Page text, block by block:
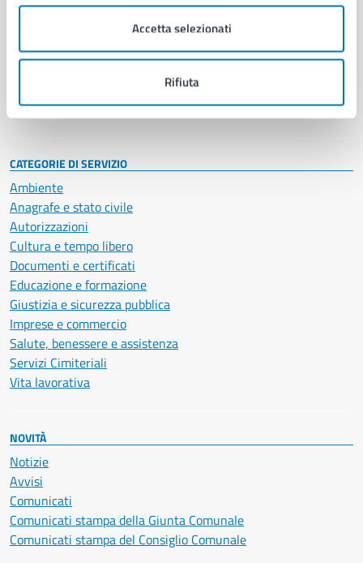
Accetta selezionati
Rifiuta
Uffici
Politici
Intranet, posta aziendale e protocollo
CATEGORIE DI SERVIZIO
Ambiente
Anagrafe e stato civile
Autorizzazioni
Cultura e tempo libero
Documenti e certificati
Educazione e formazione
Giustizia e sicurezza pubblica
Imprese e commercio
Salute, benessere e assistenza
Servizi Cimiteriali
Vita lavorativa
NOVITÀ
Notizie
Avvisi
Comunicati
Comunicati stampa della Giunta Comunale
Comunicati stampa del Consiglio Comunale